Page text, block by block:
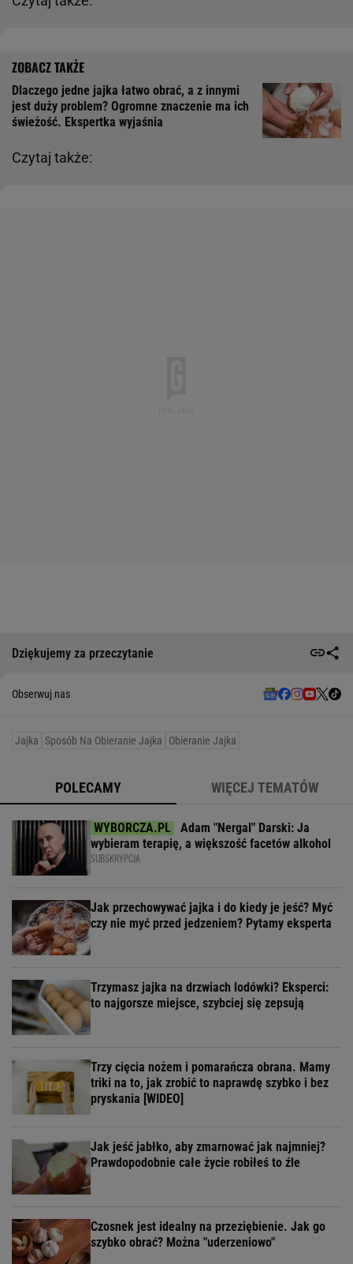
Czytaj także:
Dlaczego jedne jajka łatwo obrać, a z innymi
jest duży problem? Ogromne znaczenie ma ich
świeżość. Ekspertka wyjaśnia
Dziękujemy za przeczytanie
Obserwuj nas
Jajka Sposób Na Obieranie Jajka Obieranie Jajka
POLECAMY WIĘCEJ TEMATÓW
Adam "Nergal" Darski: Ja
wybieram terapię, a większość facetów alkohol
SUBSKRYPCJA
Jak przechowywać jajka i do kiedy je jeść? Myć
czy nie myć przed jedzeniem? Pytamy eksperta
Trzymasz jajka na drzwiach lodówki? Eksperci:
to najgorsze miejsce, szybciej się zepsują
Trzy cięcia nożem i pomarańcza obrana. Mamy
triki na to, jak zrobić to naprawdę szybko i bez
pryskania [WIDEO]
Jak jeść jabłko, aby zmarnować jak najmniej?
Prawdopodobnie całe życie robiłeś to źle
Czosnek jest idealny na przeziębienie. Jak go
szybko obrać? Można "uderzeniowo"